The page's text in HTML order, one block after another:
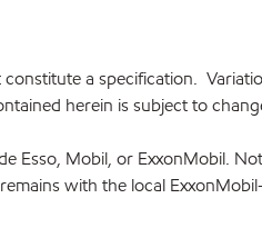
a specification.
herein is subject to
Esso, Mobil, or ExxonMobil.
with the local